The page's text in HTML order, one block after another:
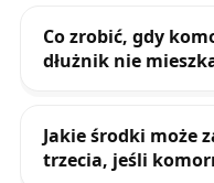
Co zrobić, gdy
dłużnik nie
Jakie środki może
trzecia, jeśli